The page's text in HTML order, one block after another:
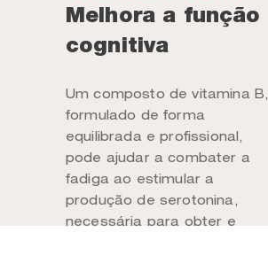
Melhora a função
cognitiva
Um composto de vitamina B,
formulado de forma
equilibrada e profissional,
pode ajudar a combater a
fadiga ao estimular a
produção de serotonina,
necessária para obter e